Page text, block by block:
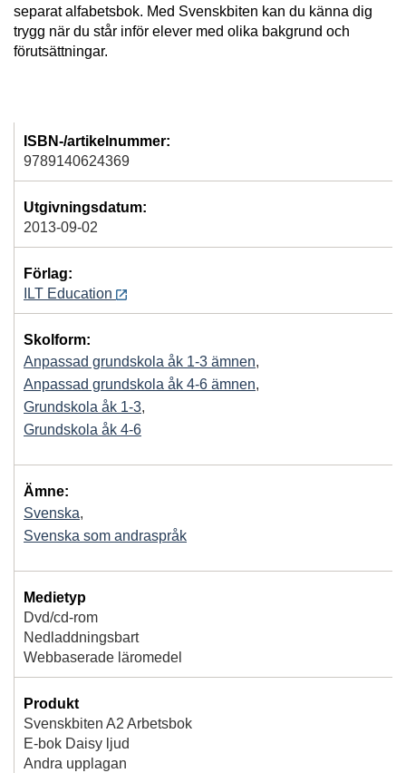
separat alfabetsbok. Med Svenskbiten kan du känna dig
trygg när du står inför elever med olika bakgrund och
förutsättningar.
ISBN-/artikelnummer:
9789140624369
Utgivningsdatum:
2013-09-02
Förlag:
ILT Education
Skolform:
Anpassad grundskola åk 1-3 ämnen,
Anpassad grundskola åk 4-6 ämnen,
Grundskola åk 1-3,
Grundskola åk 4-6
Ämne:
Svenska,
Svenska som andraspråk
Medietyp
Dvd/cd-rom
Nedladdningsbart
Webbaserade läromedel
Produkt
Svenskbiten A2 Arbetsbok
E-bok Daisy ljud
Andra upplagan